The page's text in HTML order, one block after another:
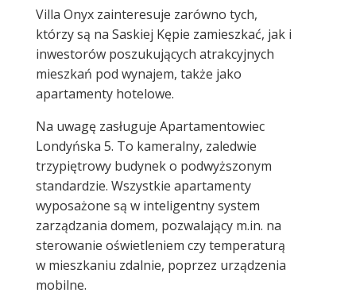
Villa Onyx zainteresuje zarówno tych,
którzy są na Saskiej Kępie zamieszkać, jak i
inwestorów poszukujących atrakcyjnych
mieszkań pod wynajem, także jako
apartamenty hotelowe.
Na uwagę zasługuje Apartamentowiec
Londyńska 5. To kameralny, zaledwie
trzypiętrowy budynek o podwyższonym
standardzie. Wszystkie apartamenty
wyposażone są w inteligentny system
zarządzania domem, pozwalający m.in. na
sterowanie oświetleniem czy temperaturą
w mieszkaniu zdalnie, poprzez urządzenia
mobilne.